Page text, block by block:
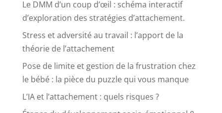
Le DMM d’un coup d’œil : schéma interactif
d’exploration des stratégies d’attachement.
Stress et adversité au travail : l’apport de la
théorie de l’attachement
Pose de limite et gestion de la frustration chez
le bébé : la pièce du puzzle qui vous manque
L’IA et l’attachement : quels risques ?